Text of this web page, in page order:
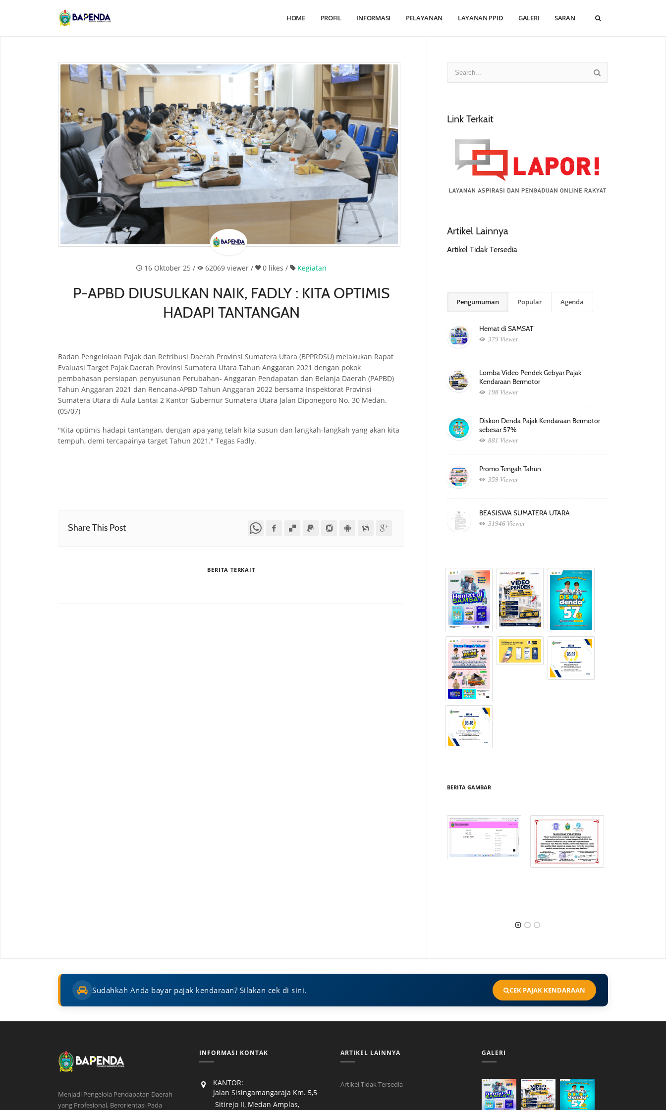
HOME PROFIL INFORMASI PELAYANAN LAYANAN PPID GALERI SARAN
16 Oktober 25 / 62069viewer / 0 likes / Kegiatan
P-APBD DIUSULKAN NAIK, FADLY : KITA OPTIMIS
HADAPI TANTANGAN
Badan Pengelolaan Pajak dan Retribusi Daerah Provinsi Sumatera Utara (BPPRDSU) melakukan Rapat
Evaluasi Target Pajak Daerah Provinsi Sumatera Utara Tahun Anggaran 2021 dengan pokok
pembahasan persiapan penyusunan Perubahan- Anggaran Pendapatan dan Belanja Daerah (PAPBD)
Tahun Anggaran 2021 dan Rencana-APBD Tahun Anggaran 2022 bersama Inspektorat Provinsi
Sumatera Utara di Aula Lantai 2 Kantor Gubernur Sumatera Utara Jalan Diponegoro No. 30 Medan.
(05/07)
"Kita optimis hadapi tantangan, dengan apa yang telah kita susun dan langkah-langkah yang akan kita
tempuh, demi tercapainya target Tahun 2021." Tegas Fadly.
Share This Post
BERITA TERKAIT
Link Terkait
Artikel Lainnya
Artikel Tidak Tersedia
Pengumuman Popular Agenda
Hemat di SAMSAT
379 Viewer
Lomba Video Pendek Gebyar Pajak
Kendaraan Bermotor
198 Viewer
Diskon Denda Pajak Kendaraan Bermotor
sebesar 57%
881 Viewer
Promo Tengah Tahun
359 Viewer
BEASISWA SUMATERA UTARA
31946 Viewer
BERITA GAMBAR
Sudahkah Anda bayar pajak kendaraan? Silakan cek di sini. CEK PAJAK KENDARAAN
Menjadi Pengelola Pendapatan Daerah
yang Profesional, Berorientasi Pada
INFORMASI KONTAK
KANTOR:
Jalan Sisingamangaraja Km. 5,5
Sitirejo II, Medan Amplas,
ARTIKEL LAINNYA
Artikel Tidak Tersedia
GALERI